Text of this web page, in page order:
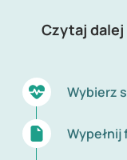
nic innego.
Czytaj dalej
Wybierz